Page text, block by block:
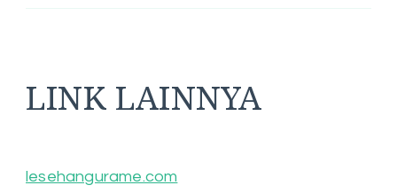
LINK LAINNYA
lesehangurame.com